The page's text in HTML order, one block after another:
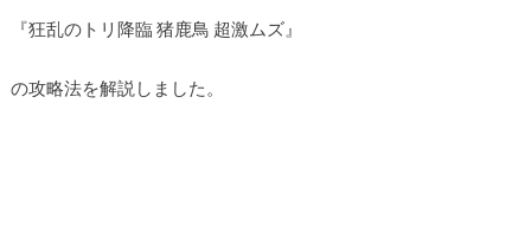
『狂乱のトリ降臨 猪鹿鳥 超激ムズ』
の攻略法を解説しました。